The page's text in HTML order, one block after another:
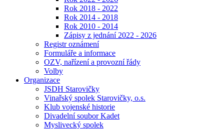
Rok 2018 - 2022
Rok 2014 - 2018
Rok 2010 - 2014
Zápisy z jednání 2022 - 2026
Registr oznámení
Formuláře a informace
OZV, nařízení a provozní řády
Volby
Organizace
JSDH Starovičky
Vinařský spolek Starovičky, o.s.
Klub vojenské historie
Divadelní soubor Kadet
Myslivecký spolek